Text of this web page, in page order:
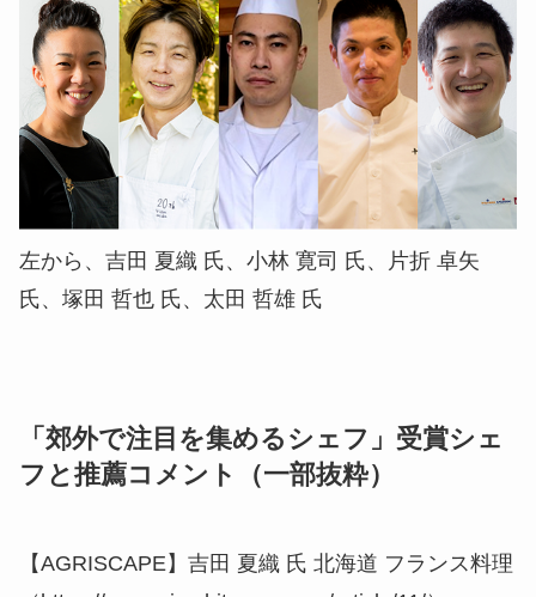
左から、吉田 夏織 氏、小林 寛司 氏、片折 卓矢
氏、塚田 哲也 氏、太田 哲雄 氏
「郊外で注目を集めるシェフ」受賞シェ
フと推薦コメント（一部抜粋）
【AGRISCAPE】吉田 夏織 氏 北海道 フランス料理